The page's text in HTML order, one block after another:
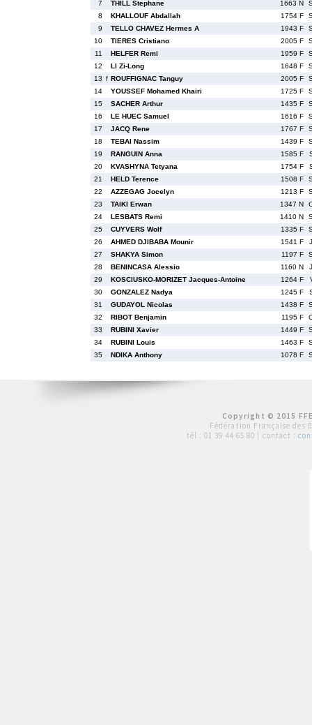
7
THILL Stephane 1663 N
8
KHALLOUF Abdallah 1754 F
9
TELLO CHAVEZ Hermes A 1943 F
10
TIERES Cristiano 2005 F
11
HELFER Remi 1959 F
12
LI Zi-Long 1648 F
13 f ROUFFIGNAC Tanguy 2005 F
14
YOUSSEF Mohamed Khairi 1725 F
15
SACHER Arthur 1435 F
16
LE HUEC Samuel 1616 F
17
JACQ Rene 1767 F
18
TEBAI Nassim 1439 F
19
RANGUIN Anna 1585 F
20
KVASHYNA Tetyana 1754 F
21
HELD Terence 1508 F
22
AZZEGAG Jocelyn 1213 F
23
TAIKI Erwan 1347 N
24
LESBATS Remi 1410 N
25
CUYVERS Wolf 1335 F
26
AHMED DJIBABA Mounir 1541 F
27
SHAKYA Simon 1197 F
28
BENINCASA Alessio 1160 N
29
KOSCIUSKO-MORIZET Jacques-Antoine 1264 F
30
GONZALEZ Nadya 1245 F
31
GUDAYOL Nicolas 1438 F
32
RIBOT Benjamin 1195 F
33
RUBINI Xavier 1449 F
34
RUBINI Louis 1463 F
35
NDIKA Anthony 1078 F
Copyright © 2015
Fédération Française des
tél : 01 39 44 65 80 | contact :